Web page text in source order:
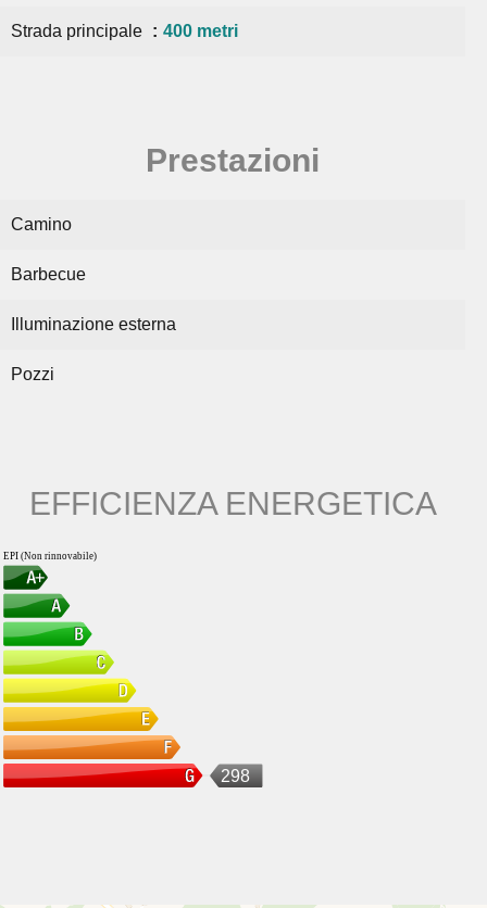
Strada principale 400 metri
Prestazioni
Camino
Barbecue
Illuminazione esterna
Pozzi
EFFICIENZA ENERGETICA
EPI (Non rinnovabile)
298